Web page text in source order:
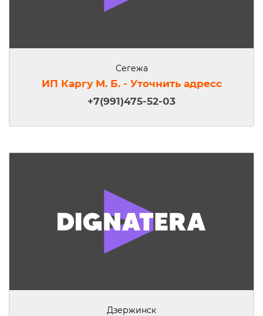
Сегежа
ИП Каргу М. Б. - Уточнить адресс
+7(991)475-52-03
Дзержинск